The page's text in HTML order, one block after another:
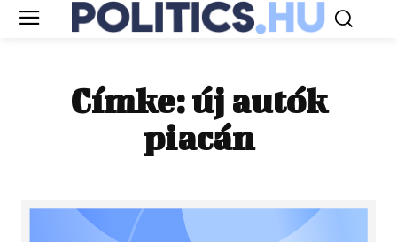
Címke:új autók
piacán